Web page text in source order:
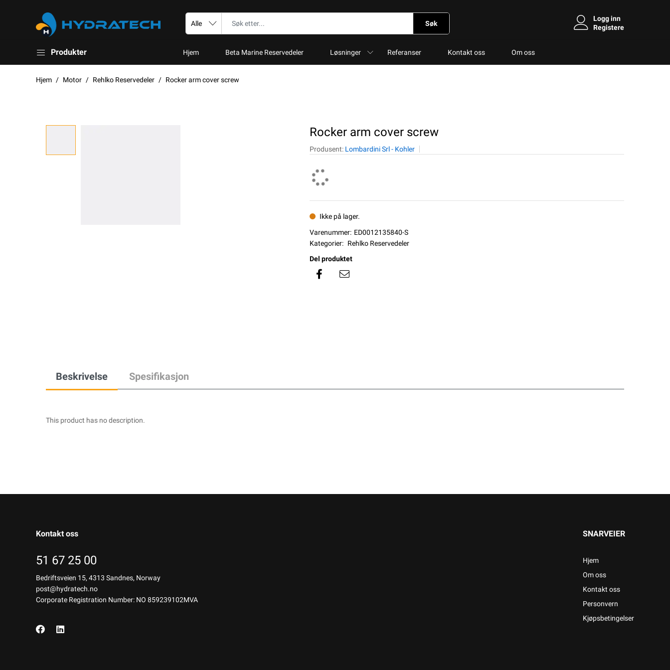
Søk
Logg inn
Registere
Produkter Hjem Beta Marine Reservedeler Løsninger Referanser Kontakt oss Om oss
Hjem Motor Rehlko Reservedeler Rocker arm cover screw
Rocker arm cover screw
Produsent: Lombardini Srl - Kohler
Ikke på lager.
Varenummer: ED0012135840-S
Kategorier: Rehlko Reservedeler
Del produktet
Beskrivelse Spesifikasjon
This product has no description.
Kontakt oss
51 67 25 00
Bedriftsveien 15, 4313 Sandnes, Norway
post@hydratech.no
Corporate Registration Number: NO 859239102MVA
SNARVEIER
Hjem
Om oss
Kontakt oss
Personvern
Kjøpsbetingelser